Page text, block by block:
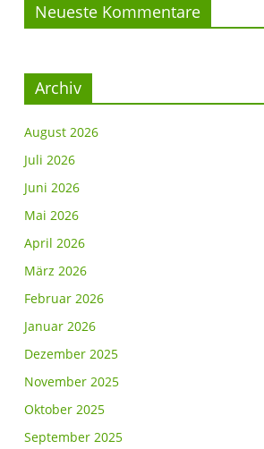
Neueste Kommentare
Archiv
August 2026
Juli 2026
Juni 2026
Mai 2026
April 2026
März 2026
Februar 2026
Januar 2026
Dezember 2025
November 2025
Oktober 2025
September 2025